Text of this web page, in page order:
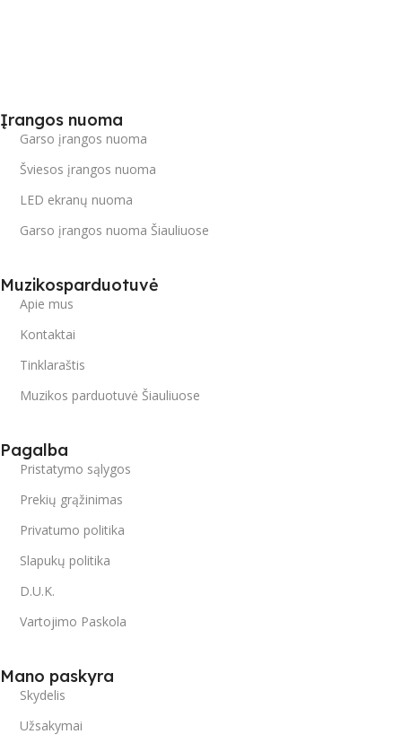
Įrangos nuoma
Garso įrangos nuoma
Šviesos įrangos nuoma
LED ekranų nuoma
Garso įrangos nuoma Šiauliuose
Muzikosparduotuvė
Apie mus
Kontaktai
Tinklaraštis
Muzikos parduotuvė Šiauliuose
Pagalba
Pristatymo sąlygos
Prekių grąžinimas
Privatumo politika
Slapukų politika
D.U.K.
Vartojimo Paskola
Mano paskyra
Skydelis
Užsakymai